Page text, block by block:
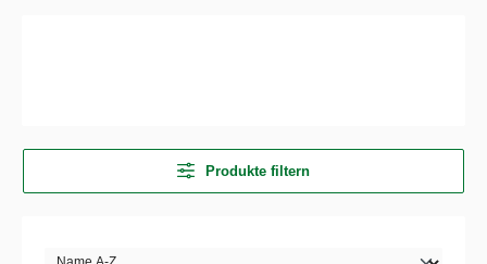
Produkte filtern